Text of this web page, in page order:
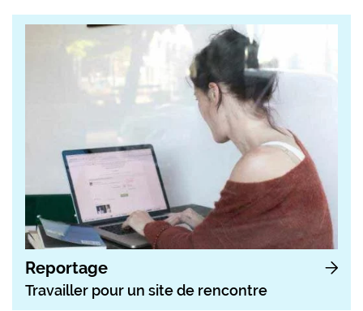
Reportage
Travailler pour un site de rencontre